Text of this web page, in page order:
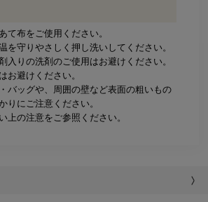
て布をご使用ください。
を守りやさしく押し洗いしてください。
入りの洗剤のご使用はお避けください。
お避けください。
バッグや、周囲の壁など表面の粗いもの
りにご注意ください。
上の注意をご参照ください。